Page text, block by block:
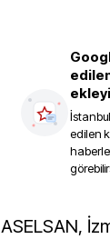
edilen
ASELSAN, İzmir'de düzenlenen EFES-2026